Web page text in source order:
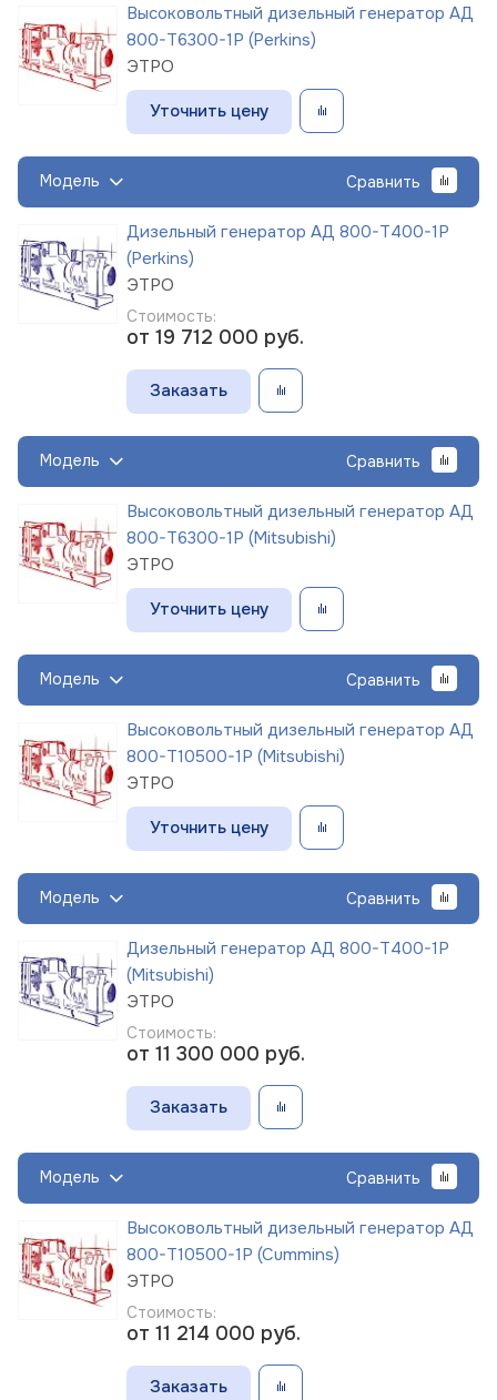
Высоковольтный дизельный генератор АД
800-Т6300-1Р (Perkins)
ЭТРО
Уточнить цену
Модель Сравнить
Дизельный генератор АД 800-Т400-1Р
(Perkins)
ЭТРО
Стоимость:
от 19 712 000 руб.
Заказать
Модель Сравнить
Высоковольтный дизельный генератор АД
800-Т6300-1Р (Mitsubishi)
ЭТРО
Уточнить цену
Модель Сравнить
Высоковольтный дизельный генератор АД
800-Т10500-1Р (Mitsubishi)
ЭТРО
Уточнить цену
Модель Сравнить
Дизельный генератор АД 800-Т400-1Р
(Mitsubishi)
ЭТРО
Стоимость:
от 11 300 000 руб.
Заказать
Модель Сравнить
Высоковольтный дизельный генератор АД
800-Т10500-1Р (Cummins)
ЭТРО
Стоимость:
от 11 214 000 руб.
Заказать